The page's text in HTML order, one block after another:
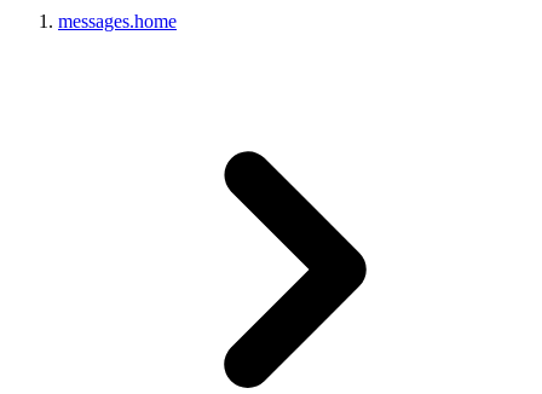
messages.home